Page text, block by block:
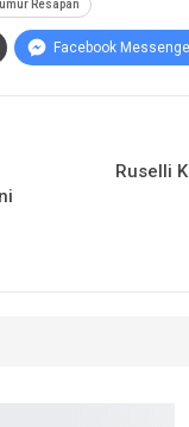
Resapan
Facebook
Ruselli